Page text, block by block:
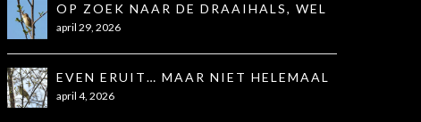
OP ZOEK NAAR DE DRAAIHALS, WEL
GEZIEN, NIET OP DE FOTO
april 29, 2026
EVEN ERUIT… MAAR NIET HELEMAAL
ZOALS GEHOOPT
april 4, 2026